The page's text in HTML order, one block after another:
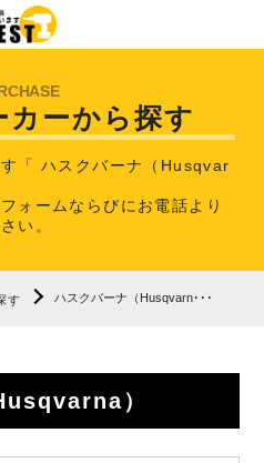
カーから探す
「 ハスクバーナ（Husqvar
ォームならびにお電話より
い。
す ハスクバーナ（Husqvarn･･･
）